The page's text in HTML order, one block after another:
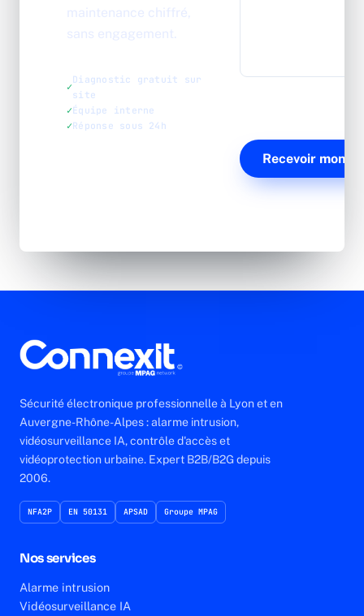
maintenance chiffré,
sans engagement.
Diagnostic gratuit sur
site
Équipe interne
Réponse sous 24h
Sécurité électronique professionnelle à Lyon et en
Auvergne-Rhône-Alpes : alarme intrusion,
vidéosurveillance IA, contrôle d'accès et
vidéoprotection urbaine. Expert B2B/B2G depuis
2006.
NFA2P EN 50131 APSAD Groupe MPAG
Nos services
Alarme intrusion
Vidéosurveillance IA